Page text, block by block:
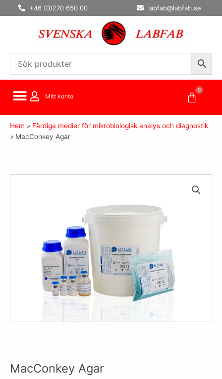
Hoppa
till
+46 (0)270 650 00 labfab@labfab.se
Mitt konto
0
Hem » Färdiga medier för mikrobiologisk analys och diagnostik
» MacConkey Agar
MacConkey Agar